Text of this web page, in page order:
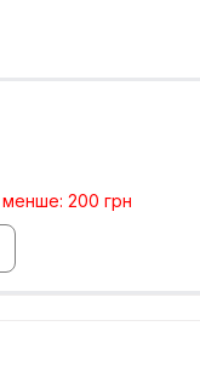
менше: 200 грн